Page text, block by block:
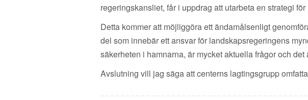
regeringskansliet, får i uppdrag att utarbeta en strategi
Detta kommer att möjliggöra ett ändamålsenligt
del som innebär ett ansvar för landskapsregeringens
säkerheten i hamnarna, är mycket aktuella frågor och
Avslutning vill jag säga att centerns lagtingsgrupp